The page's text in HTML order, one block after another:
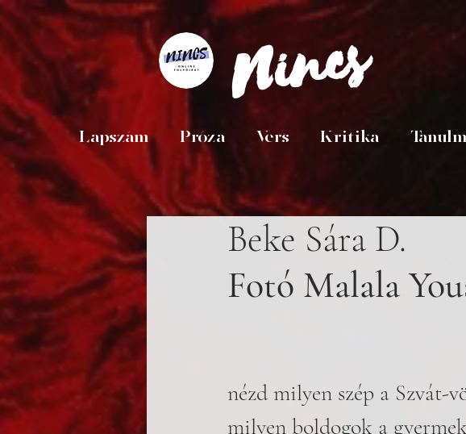
Nincs
Lapszám Próza Vers Kritika
Beke Sára D.
Fotó Malala
nézd milyen szép a Szvát-
milyen boldogok a